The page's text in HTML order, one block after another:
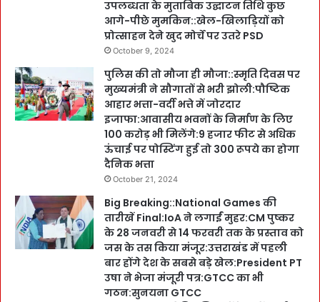
उपलब्धता के मुताबिक उद्घाटन तिथि कुछ
आगे-पीछे मुमकिन::खेल-खिलाड़ियों को
प्रोत्साहन देने खुद मोर्चे पर उतरे PSD
October 9, 2024
पुलिस की तो मौजा ही मौजा::स्मृति दिवस पर
मुख्यमंत्री ने सौगातों से भरी झोली:पौष्टिक
आहार भत्ता-वर्दी भत्ते में जोरदार
इजाफा:आवासीय भवनों के निर्माण के लिए
100 करोड़ भी मिलेंगे:9 हजार फीट से अधिक
ऊंचाई पर पोस्टिंग हुई तो 300 रूपये का होगा
दैनिक भत्ता
October 21, 2024
Big Breaking::National Games की
तारीखें Final:IoA ने लगाईं मुहर:CM पुष्कर
के 28 जनवरी से 14 फरवरी तक के प्रस्ताव को
जस के तस किया मंजूर:उत्तराखंड में पहली
बार होंगे देश के सबसे बड़े खेल:President PT
उषा ने भेजा मंजूरी पत्र:GTCC का भी
गठन:सुनयना GTCC